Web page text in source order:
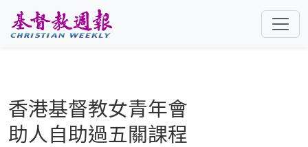
香港基督教女青年會
助人自助過五關課程